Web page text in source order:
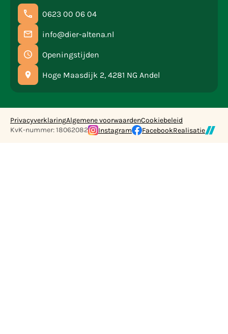
0623 00 06 04
info@dier-altena.nl
Openingstijden
Hoge Maasdijk 2, 4281 NG Andel
PrivacyverklaringAlgemene voorwaardenCookiebeleid
KvK-nummer: 18062082
Instagram FacebookRealisatie